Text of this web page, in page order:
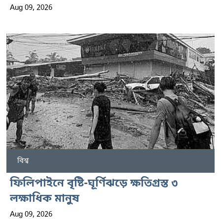
Aug 09, 2026
বিশ্ব
ফিলিপাইনে বৃষ্টি-ঘূর্ণিঝড়ে ক্ষতিগ্রস্ত ৩
লক্ষাধিক মানুষ
Aug 09, 2026